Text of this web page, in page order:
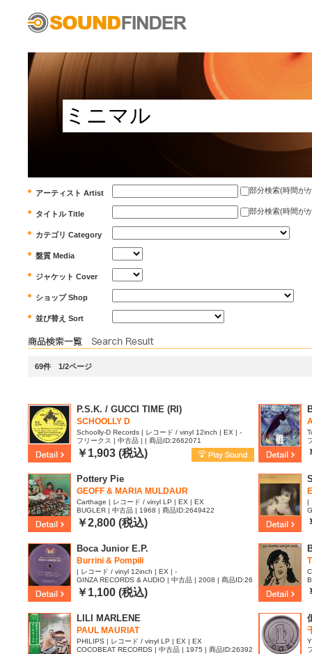
アーティスト Artist 部分検索(時間が
タイトル Title 部分検索(時間が
カテゴリ Category
盤質 Media
ジャケット Cover
ショップ Shop
並び替え Sort
69件 1/2ページ
P.S.K. / GUCCI TIME (RI)
SCHOOLLY D
Schoolly-D Records | レコード / vinyl 12inch | EX | -
フリークス | 中古品 | | 商品ID:2662071
￥1,903 (税込)
Pottery Pie
GEOFF & MARIA MULDAUR
Carthage | レコード / vinyl LP | EX | EX
BUGLER | 中古品 | 1968 | 商品ID:2649422
￥2,800 (税込)
|
|
Boca Junior E.P.
Burrini & Pompili
| レコード / vinyl 12inch | EX | -
GINZA RECORDS & AUDIO | 中古品 | 2008 | 商品ID:26
46335
￥1,100 (税込)
LILI MARLENE
PAUL MAURIAT
PHILIPS | レコード / vinyl LP | EX | EX
COCOBEAT RECORDS | 中古品 | 1975 | 商品ID:26392